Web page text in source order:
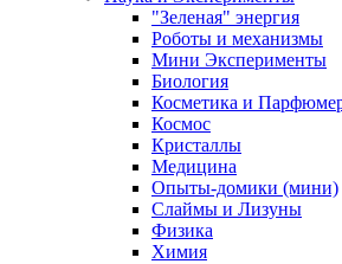
"Зеленая" энергия
Роботы и механизмы
Мини Эксперименты
Биология
Косметика и
Космос
Кристаллы
Медицина
Опыты-домики (мини)
Слаймы и Лизуны
Физика
Химия